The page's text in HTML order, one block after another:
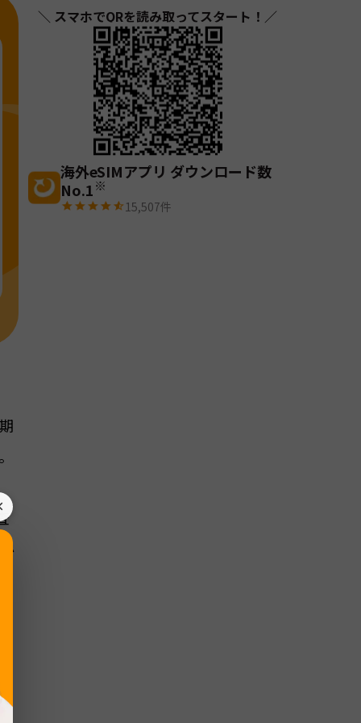
＼ スマホでQRを読み取ってスタート！／
海外eSIMアプリ ダウンロード数
No.1※
15,507件